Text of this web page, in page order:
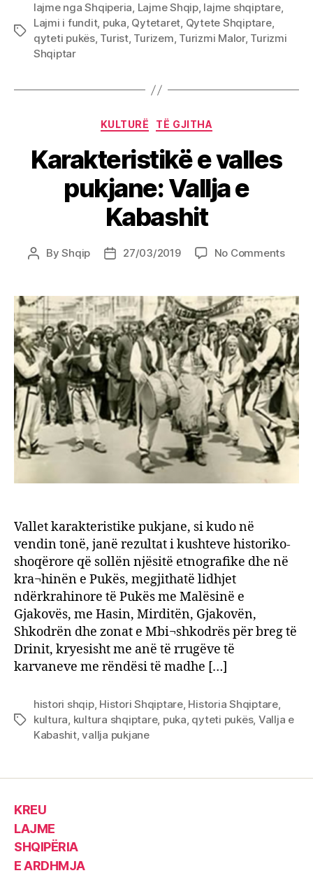
Tags
lajme nga Shqiperia, Lajme Shqip, lajme shqiptare,
Lajmi i fundit, puka, Qytetaret, Qytete Shqiptare,
qyteti pukës, Turist, Turizem, Turizmi Malor, Turizmi
Shqiptar
Categories
KULTURË TË GJITHA
Karakteristikë e valles
pukjane: Vallja e
Kabashit
PostByShqip
Post27/03/2019 No Commentson
valles
Vallja
e
Vallet karakteristike pukjane, si kudo në
vendin tonë, janë rezultat i kushteve historiko-
shoqërore që sollën njësitë etnografike dhe në
kra¬hinën e Pukës, megjithatë lidhjet
ndërkrahinore të Pukës me Malësinë e
Gjakovës, me Hasin, Mirditën, Gjakovën,
Shkodrën dhe zonat e Mbi¬shkodrës për breg të
Drinit, kryesisht me anë të rrugëve të
karvaneve me rëndësi të madhe […]
Tags
histori shqip, Histori Shqiptare, Historia Shqiptare,
kultura kultura shqiptare, puka qyteti pukës, Vallja e
Kabashit,vallja pukjane
KREU
LAJME
SHQIPËRIA
E ARDHMJA